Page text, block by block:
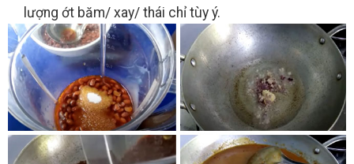
lượng ớt băm/ xay/ thái chỉ tùy ý.